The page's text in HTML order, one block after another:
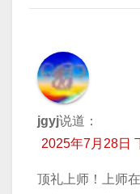
jgyj说道：
2025年7月28日
顶礼上师！上师